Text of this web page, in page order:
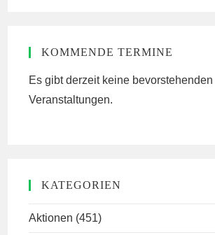
KOMMENDE TERMINE
Es gibt derzeit keine bevorstehenden
Veranstaltungen.
KATEGORIEN
Aktionen (451)